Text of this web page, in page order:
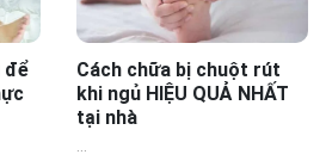
để
Cách chữa bị chuột rút
khi ngủ HIỆU QUẢ NHẤT
tại nhà
...